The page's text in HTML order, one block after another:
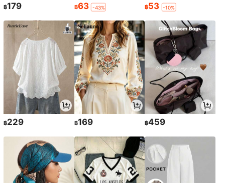
฿179 ฿63 -43% ฿53 -10%
฿229 ฿169 ฿459